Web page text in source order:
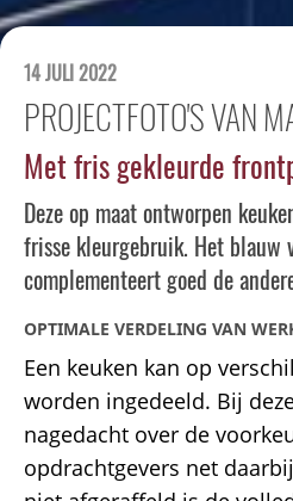
14 JULI 2022
PROJECTFOTO'S VAN
Met fris gekleurde
Deze op maat ontworpen
frisse kleurgebruik. Het blauw
complementeert goed de
OPTIMALE VERDELING VAN
Een keuken kan op
worden ingedeeld. Bij
nagedacht over de
opdrachtgevers net